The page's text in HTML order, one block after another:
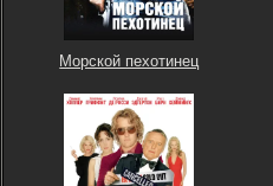
Морской пехотинец